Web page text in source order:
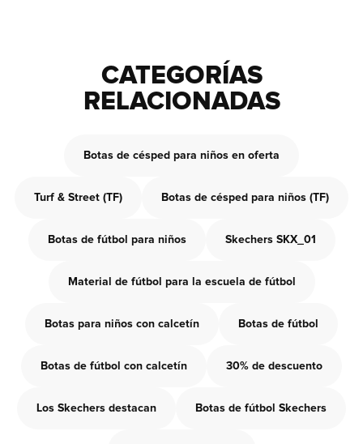
CATEGORÍAS
RELACIONADAS
Botas de césped para niños en oferta
Turf & Street (TF) Botas de césped para niños (TF)
Botas de fútbol para niños Skechers SKX_01
Material de fútbol para la escuela de fútbol
Botas para niños con calcetín Botas de fútbol
Botas de fútbol con calcetín 30% de descuento
Los Skechers destacan Botas de fútbol Skechers